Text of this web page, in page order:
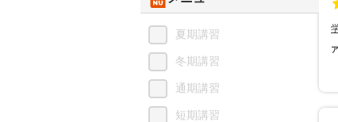
夏期講習
冬期講習
通期講習
短期講習